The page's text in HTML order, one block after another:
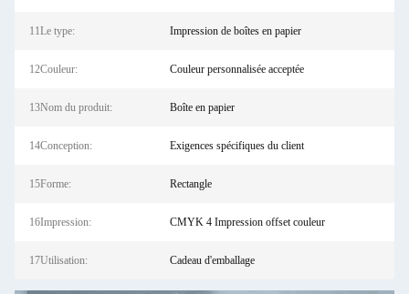
11Le type: Impression de boîtes en papier
12Couleur: Couleur personnalisée acceptée
13Nom du produit: Boîte en papier
14Conception: Exigences spécifiques du client
15Forme: Rectangle
16Impression: CMYK 4 Impression offset couleur
17Utilisation: Cadeau d'emballage